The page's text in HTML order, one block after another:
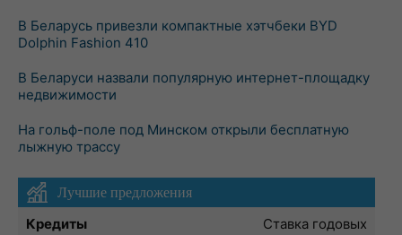
В Беларусь привезли компактные хэтчбеки BYD
Dolphin Fashion 410
В Беларуси назвали популярную интернет-площадку
недвижимости
На гольф-поле под Минском открыли бесплатную
лыжную трассу
Лучшие предложения
Кредиты
Ставка годовых